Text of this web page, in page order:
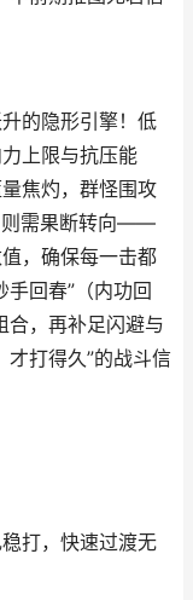
的隐形引擎！低
上限与抗压能
焦灼，群怪围攻
则需果断转向——
，确保每一击都
回春”（内功回
合，再补足闪避与
才打得久”的战斗信
打，快速过渡无